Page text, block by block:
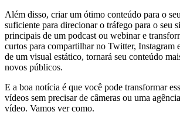
Além disso, criar um ótimo conteúdo para o
suficiente para direcionar o tráfego para o seu
principais de um podcast ou webinar e
curtos para compartilhar no Twitter, Instagram
de um visual estático, tornará seu conteúdo
novos públicos.
E a boa notícia é que você pode transformar
vídeos sem precisar de câmeras ou uma
vídeo. Vamos ver como.